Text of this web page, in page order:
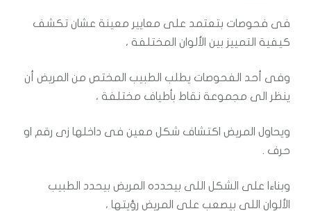
فى فحوصات بتعتمد على معايير معينة عشان تكشف
كيفية التمييز بين الألوان المختلفة ،
وفى أحد الفحوصات يطلب الطبيب المختص من المريض أن
ينظر الى مجموعة نقاط بأطياف مختلفة ،
ويحاول المريض اكتشاف شكل معين فى داخلها زى رقم او
حرف .
وبناءا على الشكل اللى بيحدده المريض بيحدد الطبيب
الألوان اللى بيصعب على المريض رؤيتها ،